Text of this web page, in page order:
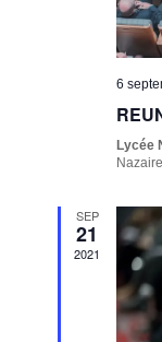
6
Lycée
Nazaire
SEP
21
2021